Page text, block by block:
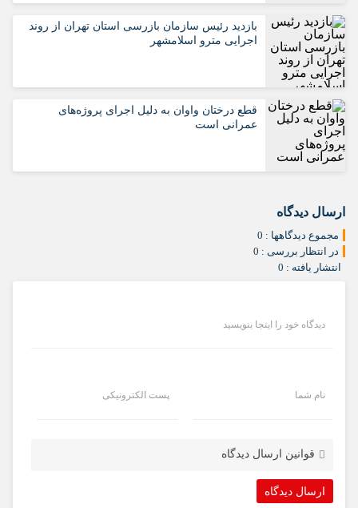
بازدید رئیس سازمان بازرسی استان تهران از روند
اجرایی مترو اسلامشهر
قطع درختان واوان به دلیل اجرای پروژه‌های
عمرانی است
ارسال دیدگاه
مجموع دیدگاهها : 0
در انتظار بررسی : 0
انتشار یافته : 0
دیدگاه خود را اینجا بنویسید
نام شما پست الکترونیکی
قوانین ارسال دیدگاه